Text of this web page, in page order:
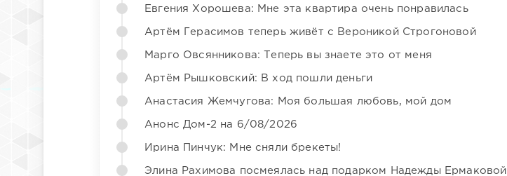
Евгения Хорошева: Мне эта квартира очень понравилась
Артём Герасимов теперь живёт с Вероникой Строгоновой
Марго Овсянникова: Теперь вы знаете это от меня
Артём Рышковский: В ход пошли деньги
Анастасия Жемчугова: Моя большая любовь, мой дом
Анонс Дом-2 на 6/08/2026
Ирина Пинчук: Мне сняли брекеты!
Элина Рахимова посмеялась над подарком Надежды Ермаковой